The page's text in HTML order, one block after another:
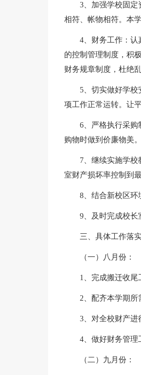
3、加强学校固定
相符、帐物相符。本
4、财务工作：认
的控制管理制度，积
财务规章制度，杜绝乱
5、切实做好学
项工作正常运转。让
6、严格执行采购
购物时做到价廉物美。
7、继续实施学
室财产损坏率控制到最
8、结合新校区环
9、及时完成校长
三、具体工作落
（一）八月份：
1、完成搬迁收尾
2、配齐本学期所
3、对全校财产进
4、做好财务管理
（二）九月份：